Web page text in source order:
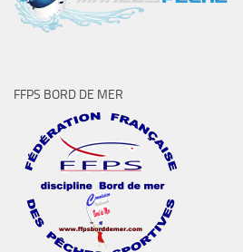
FFPS BORD DE MER